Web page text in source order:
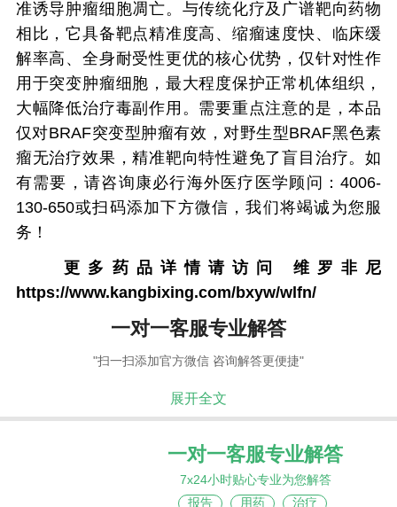
准诱导肿瘤细胞凋亡。与传统化疗及广谱靶向药物
相比，它具备靶点精准度高、缩瘤速度快、临床缓
解率高、全身耐受性更优的核心优势，仅针对性作
用于突变肿瘤细胞，最大程度保护正常机体组织，
大幅降低治疗毒副作用。需要重点注意的是，本品
仅对BRAF突变型肿瘤有效，对野生型BRAF黑色素
瘤无治疗效果，精准靶向特性避免了盲目治疗。如
有需要，请咨询康必行海外医疗医学顾问：4006-
130-650或扫码添加下方微信，我们将竭诚为您服
务！
更多药品详情请访问 维罗非尼
https://www.kangbixing.com/bxyw/wlfn/
一对一客服专业解答
"扫一扫添加官方微信 咨询解答更便捷"
展开全文
一对一客服专业解答
7x24小时贴心专业为您解答
报告
用药 治疗